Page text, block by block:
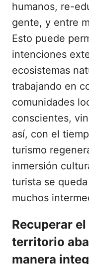
humanos, re-
gente, y entre
Esto puede
intenciones
ecosistemas
trabajando en
comunidades
conscientes,
así, con el
turismo
inmersión
turista se
muchos
Recuperar
territorio
manera